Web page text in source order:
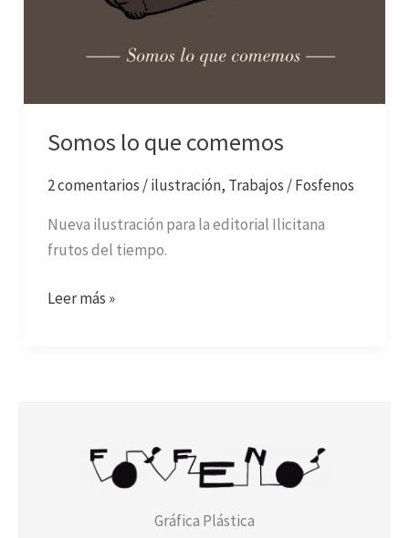
Somos lo que comemos
2 comentarios /ilustración, Trabajos /Fosfenos
Nueva ilustración para la editorial Ilicitana
frutos del tiempo.
Leer más »
Gráfica Plástica